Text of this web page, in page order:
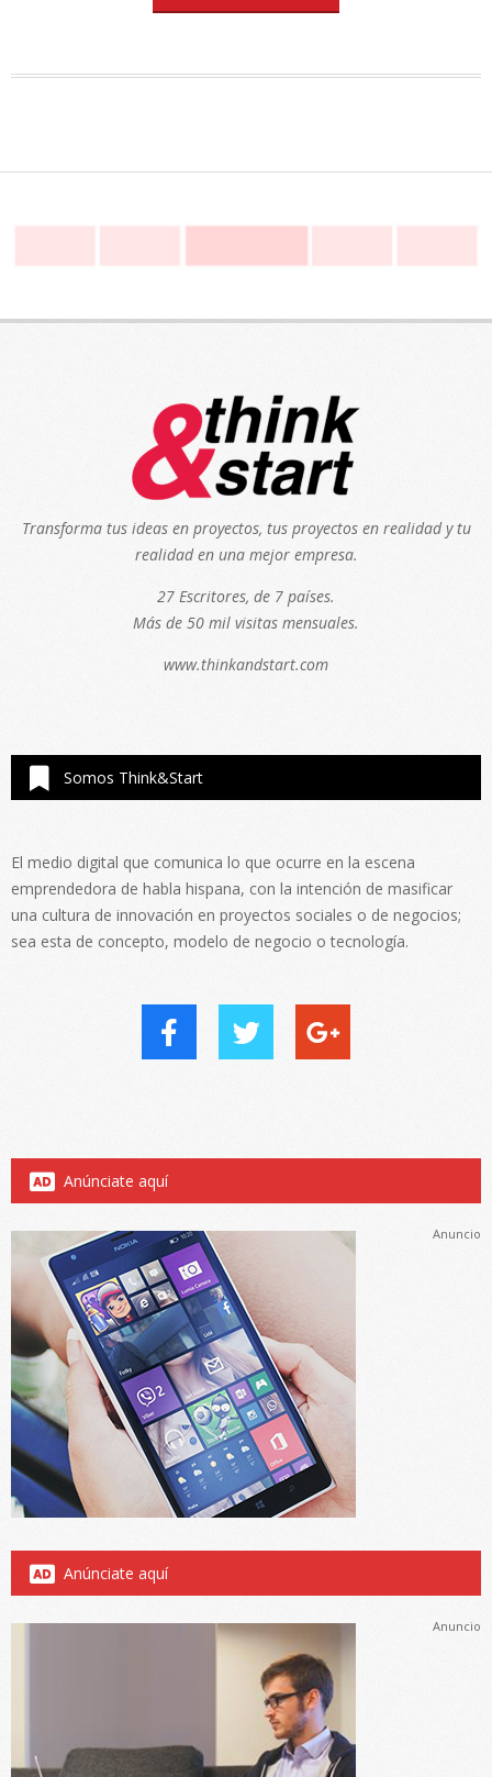
Transforma tus ideas en proyectos, tus proyectos en realidad y tu
realidad en una mejor empresa.
27 Escritores, de 7 países.
Más de 50 mil visitas mensuales.
www.thinkandstart.com
Somos Think&Start
El medio digital que comunica lo que ocurre en la escena
emprendedora de habla hispana, con la intención de masificar
una cultura de innovación en proyectos sociales o de negocios;
sea esta de concepto, modelo de negocio o tecnología.
Anúnciate aquí
Anuncio
Anúnciate aquí
Anuncio